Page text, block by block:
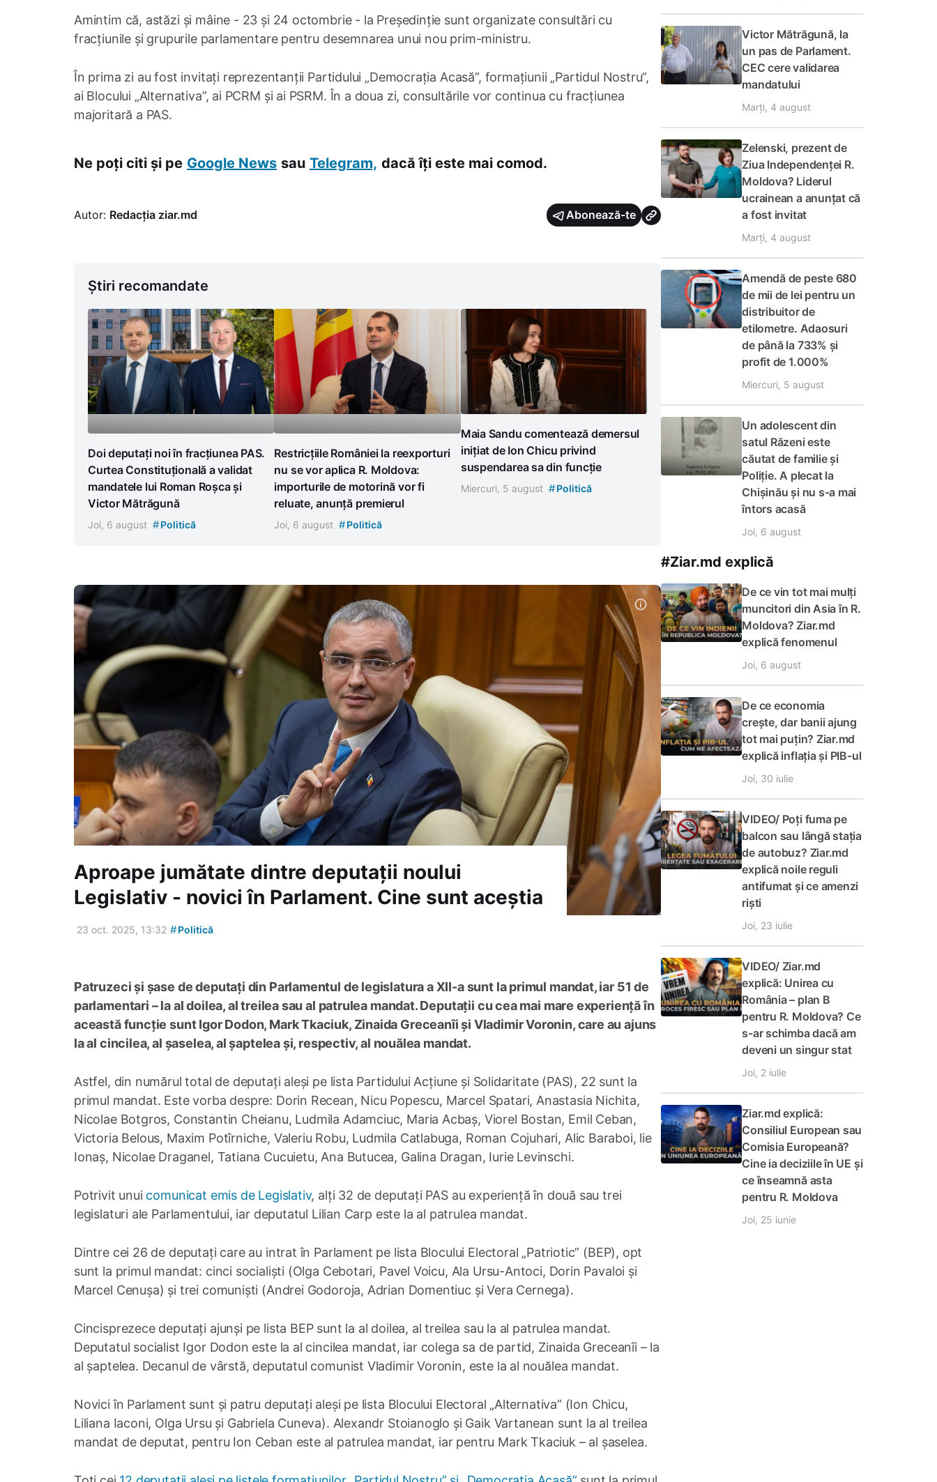
Amintim că, astăzi și mâine - 23 și 24 octombrie - la Președinție sunt organizate consultări cu
fracțiunile și grupurile parlamentare pentru desemnarea unui nou prim-ministru.
În prima zi au fost invitați reprezentanții Partidului „Democrația Acasă”, formațiunii „Partidul Nostru”,
ai Blocului „Alternativa”, ai PCRM și ai PSRM. În a doua zi, consultările vor continua cu fracțiunea
majoritară a PAS.
Ne poți citi și pe Google News sau Telegram, dacă îți este mai comod.
Autor: Redacția ziar.md Abonează-te
Știri recomandate
Doi deputați noi în fracțiunea PAS.
Curtea Constituțională a validat
mandatele lui Roman Roșca și
Victor Mătrăgună
Joi, 6 august #Politică
Restricțiile României la reexporturi
nu se vor aplica R. Moldova:
importurile de motorină vor fi
reluate, anunță premierul
Joi, 6 august #Politică
Maia Sandu comentează demersul
inițiat de Ion Chicu privind
suspendarea sa din funcție
Miercuri, 5 august #Politică
Aproape jumătate dintre deputații noului
Legislativ - novici în Parlament. Cine sunt aceștia
23 oct. 2025, 13:32 #Politică
Patruzeci și șase de deputați din Parlamentul de legislatura a XII-a sunt la primul mandat, iar 51 de
parlamentari – la al doilea, al treilea sau al patrulea mandat. Deputații cu cea mai mare experiență în
această funcție sunt Igor Dodon, Mark Tkaciuk, Zinaida Greceanîi și Vladimir Voronin, care au ajuns
la al cincilea, al șaselea, al șaptelea și, respectiv, al nouălea mandat.
Astfel, din numărul total de deputați aleși pe lista Partidului Acțiune și Solidaritate (PAS), 22 sunt la
primul mandat. Este vorba despre: Dorin Recean, Nicu Popescu, Marcel Spatari, Anastasia Nichita,
Nicolae Botgros, Constantin Cheianu, Ludmila Adamciuc, Maria Acbaș, Viorel Bostan, Emil Ceban,
Victoria Belous, Maxim Potîrniche, Valeriu Robu, Ludmila Catlabuga, Roman Cojuhari, Alic Baraboi, lie
Ionaș, Nicolae Draganel, Tatiana Cucuietu, Ana Butucea, Galina Dragan, Iurie Levinschi.
Potrivit unui comunicat emis de Legislativ, alți 32 de deputați PAS au experiență în două sau trei
legislaturi ale Parlamentului, iar deputatul Lilian Carp este la al patrulea mandat.
Dintre cei 26 de deputați care au intrat în Parlament pe lista Blocului Electoral „Patriotic” (BEP), opt
sunt la primul mandat: cinci socialiști (Olga Cebotari, Pavel Voicu, Ala Ursu-Antoci, Dorin Pavaloi și
Marcel Cenușa) și trei comuniști (Andrei Godoroja, Adrian Domentiuc și Vera Cernega).
Cincisprezece deputați ajunși pe lista BEP sunt la al doilea, al treilea sau la al patrulea mandat.
Deputatul socialist Igor Dodon este la al cincilea mandat, iar colega sa de partid, Zinaida Greceanîi – la
al șaptelea. Decanul de vârstă, deputatul comunist Vladimir Voronin, este la al nouălea mandat.
Novici în Parlament sunt și patru deputați aleși pe lista Blocului Electoral „Alternativa” (Ion Chicu,
Liliana Iaconi, Olga Ursu și Gabriela Cuneva). Alexandr Stoianoglo și Gaik Vartanean sunt la al treilea
mandat de deputat, pentru Ion Ceban este al patrulea mandat, iar pentru Mark Tkaciuk – al șaselea.
Victor Mătrăgună, la
un pas de Parlament.
CEC cere validarea
mandatului
Marți, 4 august
Zelenski, prezent de
Ziua Independenței R.
Moldova? Liderul
ucrainean a anunțat că
a fost invitat
Marți, 4 august
Amendă de peste 680
de mii de lei pentru un
distribuitor de
etilometre. Adaosuri
de până la 733% și
profit de 1.000%
Miercuri, 5 august
Un adolescent din
satul Răzeni este
căutat de familie și
Poliție. A plecat la
Chișinău și nu s-a mai
întors acasă
Joi, 6 august
#Ziar.md explică
De ce vin tot mai mulți
muncitori din Asia în R.
Moldova? Ziar.md
explică fenomenul
Joi, 6 august
De ce economia
crește, dar banii ajung
tot mai puțin? Ziar.md
explică inflația și PIB-ul
Joi, 30 iulie
VIDEO/ Poți fuma pe
balcon sau lângă stația
de autobuz? Ziar.md
explică noile reguli
antifumat și ce amenzi
riști
Joi, 23 iulie
VIDEO/ Ziar.md
explică: Unirea cu
România – plan B
pentru R. Moldova? Ce
s-ar schimba dacă am
deveni un singur stat
Joi, 2 iulie
Ziar.md explică:
Consiliul European sau
Comisia Europeană?
Cine ia deciziile în UE și
ce înseamnă asta
pentru R. Moldova
Joi, 25 iunie